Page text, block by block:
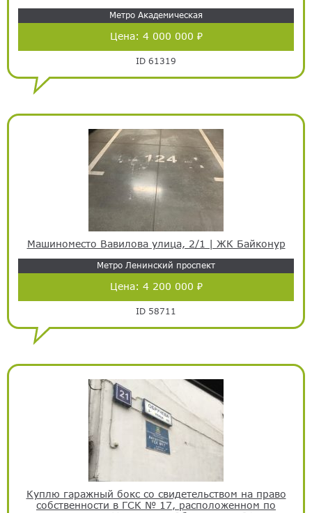
Метро Академическая
Цена: 4 000 000 ₽
ID 61319
Машиноместо Вавилова улица, 2/1 | ЖК Байконур
Метро Ленинский проспект
Цена: 4 200 000 ₽
ID 58711
Куплю гаражный бокс со свидетельством на право
собственности в ГСК № 17, расположенном по